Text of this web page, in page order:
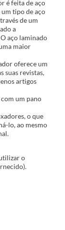
é feita de aço
tipo de aço
de um
a
aço laminado
maior
oferece um
suas revistas,
artigos
um pano
o que
lo, ao mesmo
o